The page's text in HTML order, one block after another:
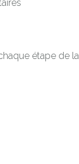
étape de la